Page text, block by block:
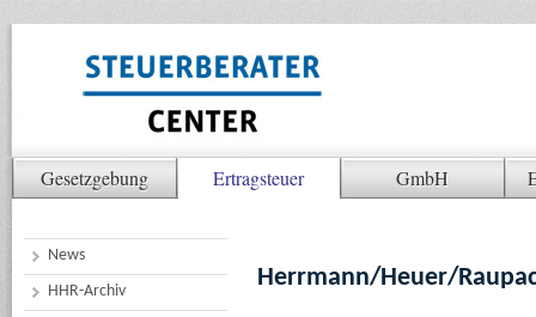
Gesetzgebung Ertragsteuer GmbH
News
HHR-Archiv
Herrmann/Heuer/